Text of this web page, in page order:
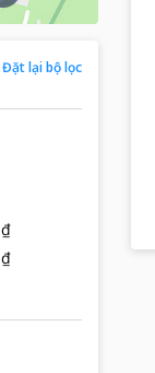
Đặt lại bộ lọc